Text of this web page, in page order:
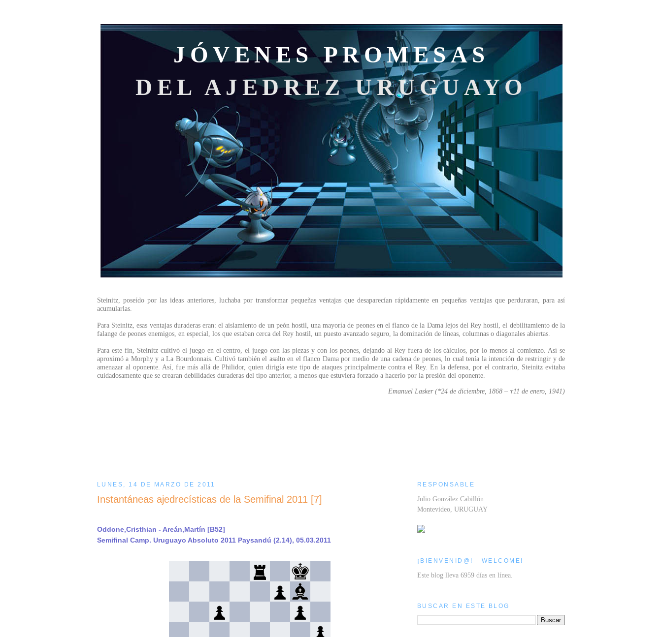
JÓVENES PROMESAS
DEL AJEDREZ URUGUAYO
Steinitz, poseído por las ideas anteriores, luchaba por transformar pequeñas ventajas que desaparecían rápidamente en pequeñas ventajas que perduraran, para así
acumularlas.
Para Steinitz, esas ventajas duraderas eran: el aislamiento de un peón hostil, una mayoría de peones en el flanco de la Dama lejos del Rey hostil, el debilitamiento de la
falange de peones enemigos, en especial, los que estaban cerca del Rey hostil, un puesto avanzado seguro, la dominación de líneas, columnas o diagonales abiertas.
Para este fin, Steinitz cultivó el juego en el centro, el juego con las piezas y con los peones, dejando al Rey fuera de los cálculos, por lo menos al comienzo. Así se
aproximó a Morphy y a La Bourdonnais. Cultivó también el asalto en el flanco Dama por medio de una cadena de peones, lo cual tenía la intención de restringir y de
amenazar al oponente. Así, fue más allá de Philidor, quien dirigía este tipo de ataques principalmente contra el Rey. En la defensa, por el contrario, Steinitz evitaba
cuidadosamente que se crearan debilidades duraderas del tipo anterior, a menos que estuviera forzado a hacerlo por la presión del oponente.
Emanuel Lasker (*24 de diciembre, 1868 – †11 de enero, 1941)
LUNES, 14 DE MARZO DE 2011
Instantáneas ajedrecísticas de la Semifinal 2011 [7]
Oddone,Cristhian - Areán,Martín [B52]
Semifinal Camp. Uruguayo Absoluto 2011 Paysandú (2.14), 05.03.2011
RESPONSABLE
Julio González Cabillón
Montevideo, URUGUAY
¡BIENVENID@! - WELCOME!
Este blog lleva 6959 días en línea.
BUSCAR EN ESTE BLOG